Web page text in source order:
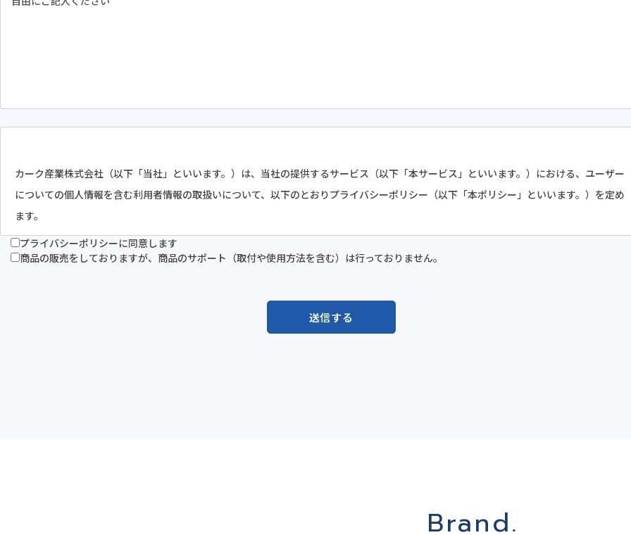
カーク産業株式会社（以下「当社」といいます。）は、当社の提供するサービス（以下「本サービス」といいます。）における、ユーザー
についての個人情報を含む利用者情報の取扱いについて、以下のとおりプライバシーポリシー（以下「本ポリシー」といいます。）を定め
ます。
(2) ユーザーが本サービスの利用において、他のサービスと連携を許可することにより、当該他のサービスからご提供いただく情報
ユーザーが、本サービスを利用するにあたり、ソーシャルネットワーキングサービス等の他のサービスとの連携を許可した場合には、その許
プライバシーポリシーに同意します
商品の販売をしておりますが、商品のサポート（取付や使用方法を含む）は行っておりません。
送信する
Brand.